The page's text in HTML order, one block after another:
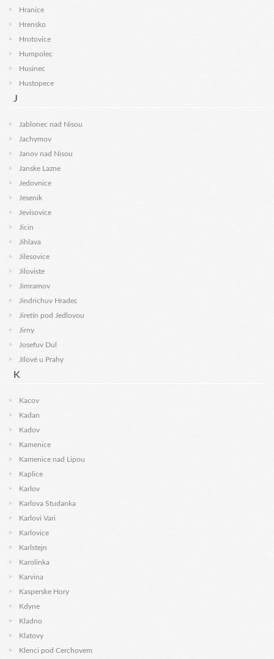
Hranice
Hrensko
Hrotovice
Humpolec
Husinec
Hustopece
J
Jablonec nad Nisou
Jachymov
Janov nad Nisou
Janske Lazne
Jedovnice
Jesenik
Jevisovice
Jicin
Jihlava
Jilesovice
Jiloviste
Jimramov
Jindrichuv Hradec
Jiretin pod Jedlovou
Jirny
Josefuv Dul
Jílové u Prahy
K
Kacov
Kadan
Kadov
Kamenice
Kamenice nad Lipou
Kaplice
Karlov
Karlova Studanka
Karlovi Vari
Karlovice
Karlstejn
Karolinka
Karvina
Kasperske Hory
Kdyne
Kladno
Klatovy
Klenci pod Cerchovem